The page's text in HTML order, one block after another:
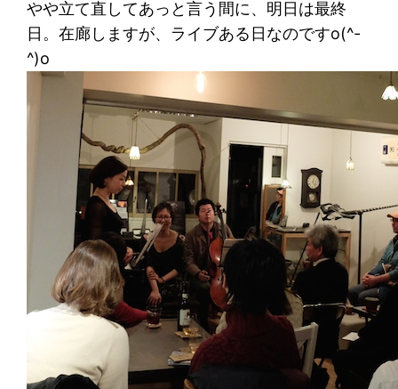
やや立て直してあっと言う間に、明日は最終
日。在廊しますが、ライブある日なのですo(^-
^)o